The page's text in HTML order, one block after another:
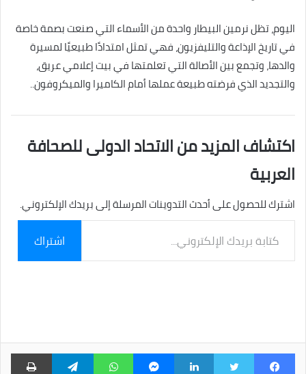
اليوم، تظل نرمين البيطار واحدة من الأسماء التي صنعت بصمة خاصة
في تاريخ الإذاعة والتليفزيون، فهي تمثل امتدادًا طبيعيًا لمسيرة
والدها، وتجمع بين الأصالة التي تعلمتها في بيت إعلامي عريق،
والتجديد الذي فرضته طبيعة عملها أمام الكاميرا والميكروفون..
اكتشاف المزيد من الاتحاد الدولى للصحافة
العربية
اشترك للحصول على أحدث التدوينات المرسلة إلى بريدك الإلكتروني.
بريدك
الإلكتروني...
اشتراك
فيسبوك لينكدإن ماسنجر واتساب تيلقرام